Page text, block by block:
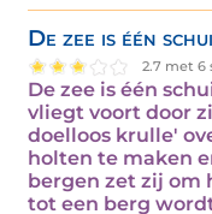
De zee is één
2.7 met 6
De zee is één
vliegt voort door
doelloos krulle'
holten te maken
bergen zet zij om
tot een berg